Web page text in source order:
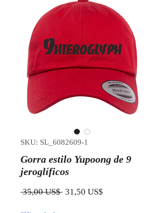
SKU: SL_6082609-1
Gorra estilo Yupoong de 9
jeroglíficos
35,00 US$ Precio
31,50 US$